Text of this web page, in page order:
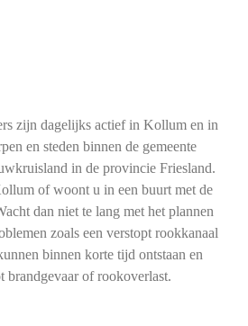
zijn dagelijks actief in Kollum en in
en steden binnen de gemeente
in de provincie Friesland.
of woont u in een buurt met de
dan niet te lang met het plannen
zoals een verstopt rookkanaal
binnen korte tijd ontstaan en
brandgevaar of rookoverlast.